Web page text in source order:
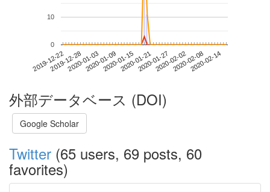
2019-12-222019-12-282020-01-032020-01-092020-01-152020-01-212020-01-272020-02-022020-02-082020-02-14
0
10
外部データベース (DOI)
Google Scholar
Twitter (65 users, 69 posts, 60
favorites)